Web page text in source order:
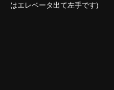
はエレベータ出て左手です)